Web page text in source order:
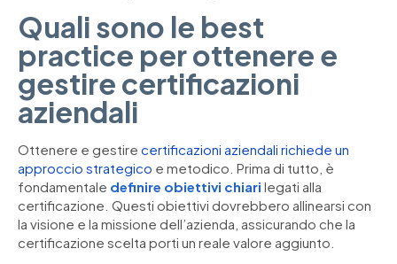
Quali sono le best
practice per ottenere e
gestire certificazioni
aziendali
Ottenere e gestire certificazioni aziendali richiede un
approccio strategico e metodico. Prima di tutto, è
fondamentale definire obiettivi chiari legati alla
certificazione. Questi obiettivi dovrebbero allinearsi con
la visione e la missione dell’azienda, assicurando che la
certificazione scelta porti un reale valore aggiunto.